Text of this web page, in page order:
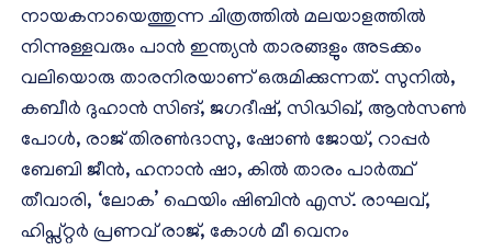
നായകനായെത്തുന്ന ചിത്രത്തിൽ മലയാളത്തിൽ
നിന്നുള്ളവരും പാൻ ഇന്ത്യൻ താരങ്ങളും അടക്കം
വലിയൊരു താരനിരയാണ് ഒരുമിക്കുന്നത്. സുനിൽ,
കബീർ ദുഹാൻ സിങ്, ജഗദീഷ്, സിദ്ധിഖ്, ആൻസൺ
പോള്‍, രാജ് തിരൺദാസു, ഷോൺ ജോയ്, റാപ്പർ
ബേബി ജീൻ, ഹനാൻ ഷാ, കിൽ താരം പാർത്ഥ്
തീവാരി, ‘ലോക’ ഫെയിം ഷിബിൻ എസ്. രാഘവ്,
ഹിപ്സ്റ്റർ‍ പ്രണവ് രാജ്, കോൾ മീ വെനം